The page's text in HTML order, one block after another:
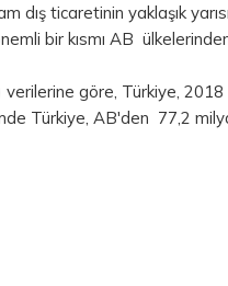
dış ticaretinin yaklaşık
bir kısmı AB
göre, Türkiye, 2018
Türkiye, AB'den 77,2